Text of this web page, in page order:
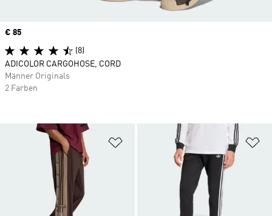
Zur Wunschliste hinzufügen
Price
€ 85
(8)
ADICOLOR CARGOHOSE, CORD
Männer Originals
2 Farben